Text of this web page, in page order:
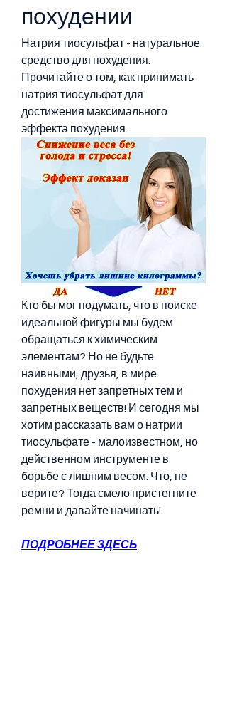
похудении
Натрия тиосульфат - натуральное
средство для похудения.
Прочитайте о том, как принимать
натрия тиосульфат для
достижения максимального
эффекта похудения.
Кто бы мог подумать, что в поиске
идеальной фигуры мы будем
обращаться к химическим
элементам? Но не будьте
наивными, друзья, в мире
похудения нет запретных тем и
запретных веществ! И сегодня мы
хотим рассказать вам о натрии
тиосульфате - малоизвестном, но
действенном инструменте в
борьбе с лишним весом. Что, не
верите? Тогда смело пристегните
ремни и давайте начинать!
ПОДРОБНЕЕ ЗДЕСЬ